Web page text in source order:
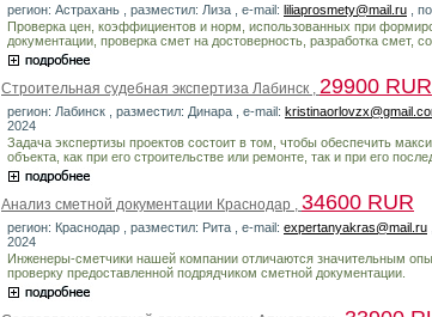
регион: Астрахань , разместил: Лиза , e-mail: liliaprosmety@mail.ru ,
Проверка цен, коэффициентов и норм, использованных при
документации, проверка смет на достоверность, разработка смет,
Строительная судебная экспертиза Лабинск , 29900 RUR
регион: Лабинск , разместил: Динара , e-mail:
2024
Задача экспертизы проектов состоит в том, чтобы обеспечить
объекта, как при его строительстве или ремонте, так и при его
Анализ сметной документации Краснодар , 34600 RUR
регион: Краснодар , разместил: Рита , e-mail: expertanyakras@mail.ru
2024
Инженеры-сметчики нашей компании отличаются значительным
проверку предоставленной подрядчиком сметной документации.